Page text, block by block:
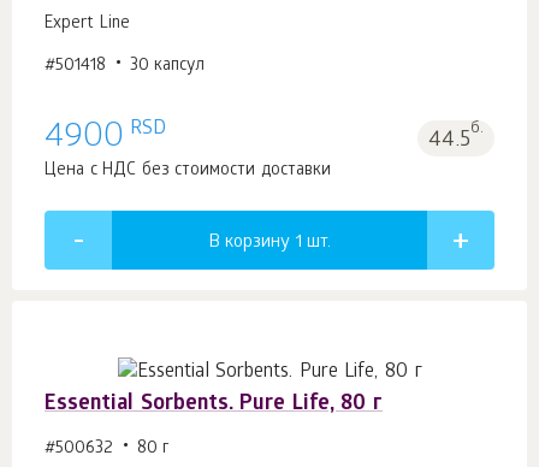
Expert Line
#501418 30 капсул
4900 RSD 44.5б.
Цена с НДС без стоимости доставки
В корзину 1 шт.
Essential Sorbents. Pure Life, 80 г
#500632 80 г